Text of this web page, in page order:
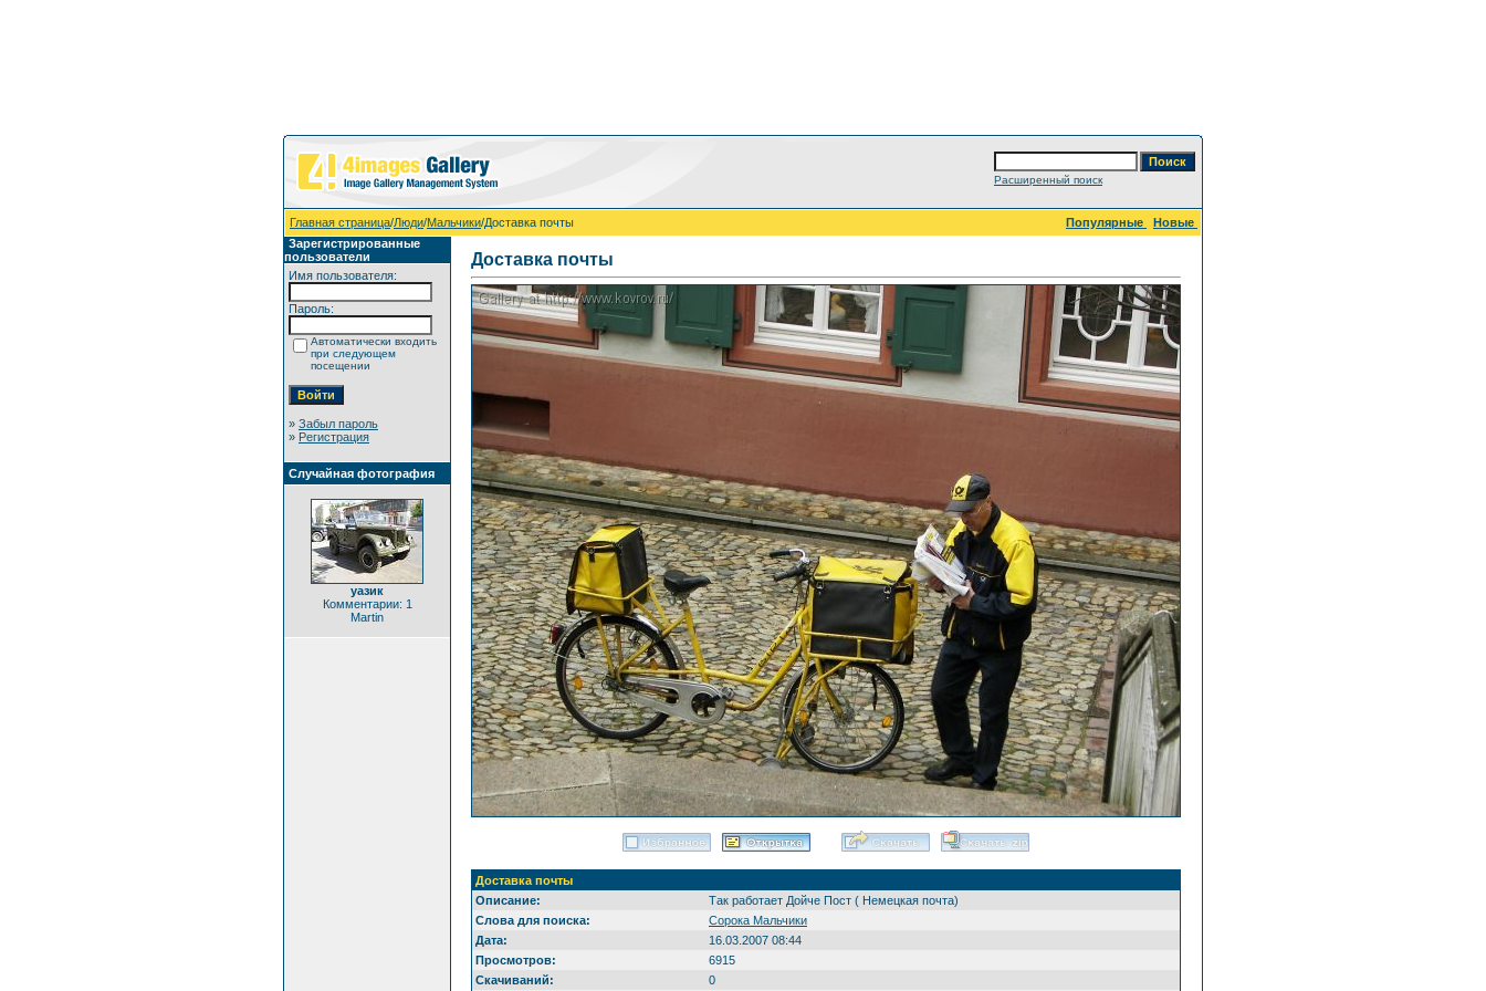
Расширенный поиск
Главная страница/Люди/Мальчики/Доставка почты Популярные
Новые
Зарегистрированные
пользователи
Имя пользователя:
Пароль:
Автоматически входить
при следующем
посещении
» Забыл пароль
» Регистрация
Случайная фотография
уазик
Комментарии: 1
Martin
Доставка почты
Доставка почты
Описание:
Так работает Дойче Пост ( Немецкая почта)
Слова для поиска:
Сорока Мальчики
Дата:
16.03.2007 08:44
Просмотров:
6915
Скачиваний:
0